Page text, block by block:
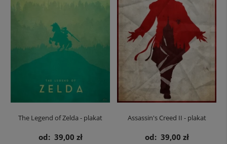
The Legend of Zelda - plakat
od: 39,00 zł
Assassin's Creed II - plakat
od: 39,00 zł